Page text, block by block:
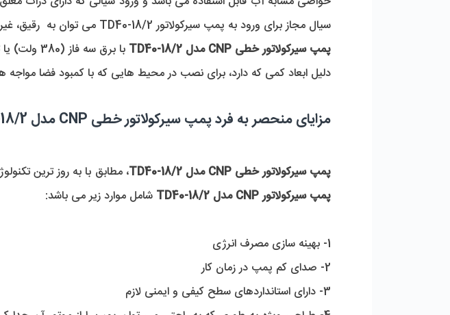
سیال مجاز برای ورود به پمپ سیرکولاتور TD40-18/2 می توان به  رقیق، غیر خورنده، غیر قابل اشتعال و غیر منفجره بودن اشاره کرد.
پمپ سیرکولاتور خطی CNP مدل TD40-18/2
با برق سه فاز (380 ولت) یا تک فاز (220 ولت) کار می کند.
دلیل ابعاد کمی که دارد، برای نصب در محیط هایی که با کمبود فضا مواجه
مزایای منحصر به فرد پمپ سیرکولاتور خطی CNP مدل TD40-18/2
پمپ سیرکولاتور خطی CNP مدل TD40-18/2 ، مطابق با به روز ترین
پمپ سیرکولاتور CNP مدل TD40-18/2
شامل موارد زیر می باشد:
1- بهینه سازی مصرف انرژی
2- صدای کم پمپ در زمان کار
3- دارای استانداردهای سطح کیفی و ایمنی لازم